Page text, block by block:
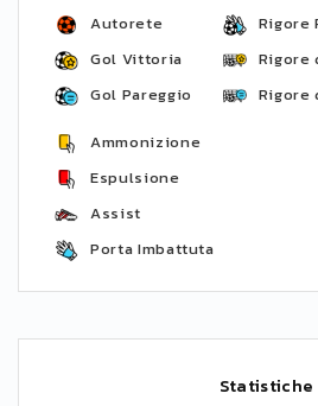
Autorete
Gol Vittoria
Gol Pareggio
Rigore
Rigore
Rigore
Ammonizione
Espulsione
Assist
Porta Imbattuta
Statistiche